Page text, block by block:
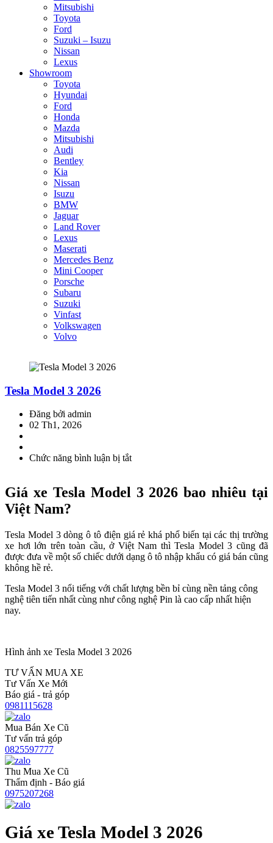
Mitsubishi
Toyota
Ford
Suzuki – Isuzu
Nissan
Lexus
Showroom
Toyota
Hyundai
Ford
Honda
Mazda
Mitsubishi
Audi
Bentley
Kia
Nissan
Isuzu
BMW
Jaguar
Land Rover
Lexus
Maserati
Mercedes Benz
Mini Cooper
Porsche
Subaru
Suzuki
Vinfast
Volkswagen
Volvo
Tesla Model 3 2026
Đăng bởi admin
02 Th1, 2026
Chức năng bình luận bị tắtở
Giá xe Tesla Model 3 2026 bao nhiêu tại
Việt Nam?
Tesla Model 3 dòng ô tô điện giá rẻ khá phổ biến tại các thị trường
xe hơi lớn trên toàn cầu, ở Việt Nam thì Tesla Model 3 cũng đã
được đưa về một số chiếc dưới dạng ô tô nhập khẩu có giá bán cũng
không hề rẻ.
Tesla Model 3 nổi tiếng với chất lượng bền bỉ cùng nền tảng công
nghệ tiên tiến nhất cùng như công nghệ Pin là cao cấp nhất hiện
nay.
Hình ảnh xe Tesla Model 3 2026
TƯ VẤN MUA XE
Tư Vấn Xe Mới
Báo giá - trả góp
0981115628
Mua Bán Xe Cũ
Tư vấn trả góp
0825597777
Thu Mua Xe Cũ
Thẩm định - Báo giá
0975207268
Giá xe Tesla Model 3 2026